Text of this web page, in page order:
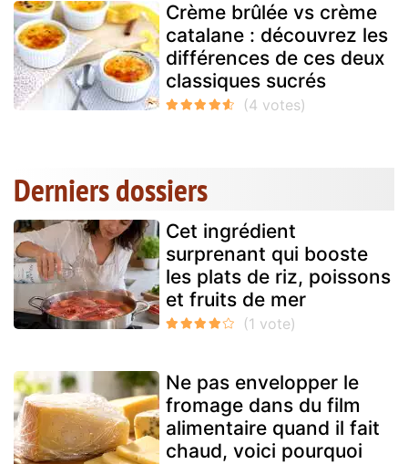
Crème brûlée vs crème
catalane : découvrez les
différences de ces deux
classiques sucrés
Derniers dossiers
Cet ingrédient
surprenant qui booste
les plats de riz, poissons
et fruits de mer
Ne pas envelopper le
fromage dans du film
alimentaire quand il fait
chaud, voici pourquoi